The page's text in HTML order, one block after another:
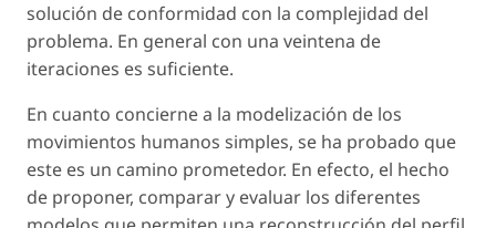
solución de conformidad con la complejidad del
problema. En general con una veintena de
iteraciones es suficiente.
En cuanto concierne a la modelización de los
movimientos humanos simples, se ha probado que
este es un camino prometedor. En efecto, el hecho
de proponer, comparar y evaluar los diferentes